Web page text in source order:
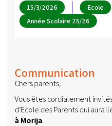
15/3/2026
Ecole
Année Scolaire 25/26
Communication
Chers parents,
Vous êtes cordialement
d’Ecole des Parents qui aura
à Morija.